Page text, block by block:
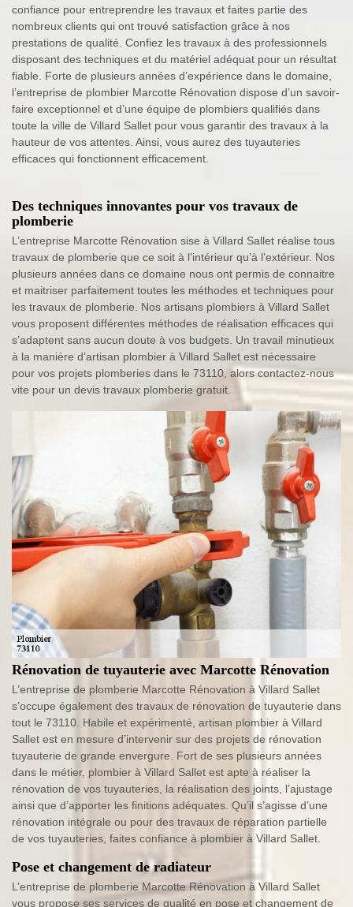
confiance pour entreprendre les travaux et faites partie des
nombreux clients qui ont trouvé satisfaction grâce à nos
prestations de qualité. Confiez les travaux à des professionnels
disposant des techniques et du matériel adéquat pour un résultat
fiable. Forte de plusieurs années d’expérience dans le domaine,
l’entreprise de plombier Marcotte Rénovation dispose d’un savoir-
faire exceptionnel et d’une équipe de plombiers qualifiés dans
toute la ville de Villard Sallet pour vous garantir des travaux à la
hauteur de vos attentes. Ainsi, vous aurez des tuyauteries
efficaces qui fonctionnent efficacement.
Des techniques innovantes pour vos travaux de
plomberie
L’entreprise Marcotte Rénovation sise à Villard Sallet réalise tous
travaux de plomberie que ce soit à l’intérieur qu’à l’extérieur. Nos
plusieurs années dans ce domaine nous ont permis de connaitre
et maitriser parfaitement toutes les méthodes et techniques pour
les travaux de plomberie. Nos artisans plombiers à Villard Sallet
vous proposent différentes méthodes de réalisation efficaces qui
s’adaptent sans aucun doute à vos budgets. Un travail minutieux
à la manière d’artisan plombier à Villard Sallet est nécessaire
pour vos projets plomberies dans le 73110, alors contactez-nous
vite pour un devis travaux plomberie gratuit.
Rénovation de tuyauterie avec Marcotte Rénovation
L’entreprise de plomberie Marcotte Rénovation à Villard Sallet
s’occupe également des travaux de rénovation de tuyauterie dans
tout le 73110. Habile et expérimenté, artisan plombier à Villard
Sallet est en mesure d’intervenir sur des projets de rénovation
tuyauterie de grande envergure. Fort de ses plusieurs années
dans le métier, plombier à Villard Sallet est apte à réaliser la
rénovation de vos tuyauteries, la réalisation des joints, l’ajustage
ainsi que d’apporter les finitions adéquates. Qu’il s’agisse d’une
rénovation intégrale ou pour des travaux de réparation partielle
de vos tuyauteries, faites confiance à plombier à Villard Sallet.
Pose et changement de radiateur
L’entreprise de plomberie Marcotte Rénovation à Villard Sallet
vous propose ses services de qualité en pose et changement de